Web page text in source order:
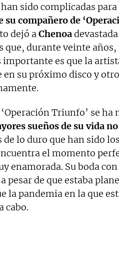
sido complicadas
su compañero de
dejó aChenoa
que, durante veinte
importante es que la
su próximo disco y
Triunfo’ se
sueños de su vida
de lo duro que han sido
el momento
enamorada. Su boda
pesar de que estaba
la pandemia en la que
cabo.